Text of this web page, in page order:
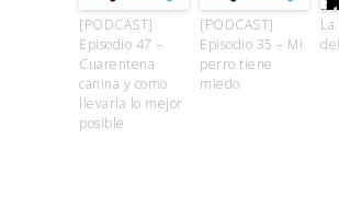
[PODCAST]
Episodio 47 –
Cuarentena
canina y como
llevarla lo mejor
posible
[PODCAST]
Episodio 35 – Mi
perro tiene
miedo